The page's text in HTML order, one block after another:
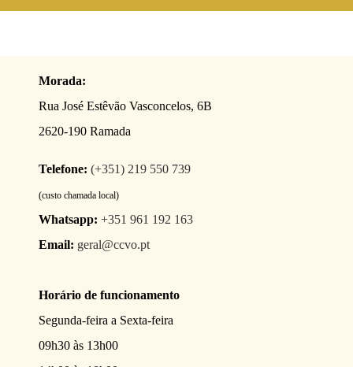
Morada:
Rua José Estêvão Vasconcelos, 6B
2620-190 Ramada
Telefone: (+351) 219 550 739
(custo chamada local)
Whatsapp: +351 961 192 163
Email: geral@ccvo.pt
Horário de funcionamento
Segunda-feira a Sexta-feira
09h30 às 13h00